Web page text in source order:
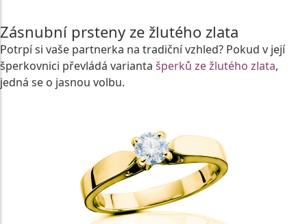
Zásnubní prsteny ze žlutého zlata
Potrpí si vaše partnerka na tradiční vzhled? Pokud v její
šperkovnici převládá varianta šperků ze žlutého zlata,
jedná se o jasnou volbu.